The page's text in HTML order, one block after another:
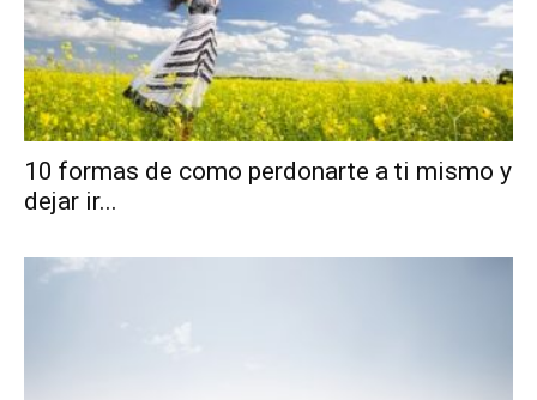
10 formas de como perdonarte a ti mismo y
dejar ir...